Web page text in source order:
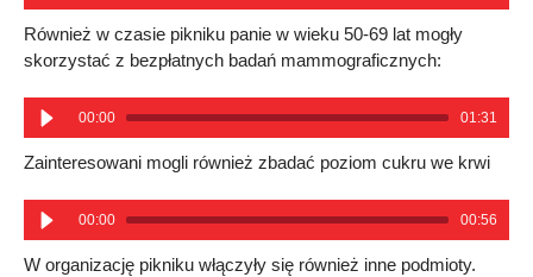
Również w czasie pikniku panie w wieku 50-69 lat mogły
skorzystać z bezpłatnych badań mammograficznych:
00:00 01:31
Zainteresowani mogli również zbadać poziom cukru we krwi
00:00 00:56
W organizację pikniku włączyły się również inne podmioty.